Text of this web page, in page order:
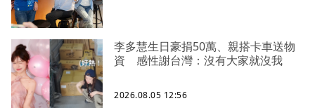
李多慧生日豪捐50萬、親搭卡車送物
資 感性謝台灣：沒有大家就沒我
2026.08.05 12:56